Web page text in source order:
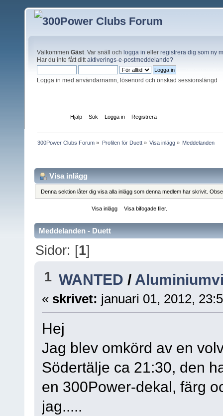
Välkommen Gäst . Var snäll och logga in eller registrera dig som ny
Har du inte fått ditt aktiverings-e-postmeddelande?
Logga in med användarnamn, lösenord och önskad sessionslängd
Hjälp Sök Logga in Registrera
300Power Clubs Forum » Profilen för Duett» Visa inlägg» Meddelanden
Visa inlägg
Denna sektion låter dig visa alla inlägg som denna medlem har skrivit.
Visa inlägg Visa bifogade filer.
Meddelanden - Duett
Sidor: [1]
1 WANTED /
« skrivet: januari 01, 2012,
Hej
Jag blev omkörd av en
Södertälje ca 21:30, den
en 300Power-dekal, färg
jag.....